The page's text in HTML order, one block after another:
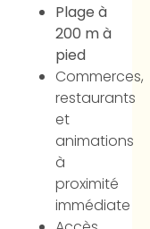
Plage à
200 m à
pied
Commerces,
restaurants
et
animations
à
proximité
immédiate